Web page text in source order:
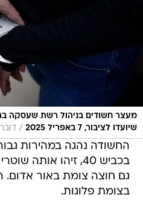
מעצר חשודים בניהול רשת שעסקה
שיועדו לציבור, 7 באפריל 2025
/
החשודה נהגה במהירות
בכביש 40, זיהו
גם חוצה צומת באור אדום.
בצומת פלוגות.